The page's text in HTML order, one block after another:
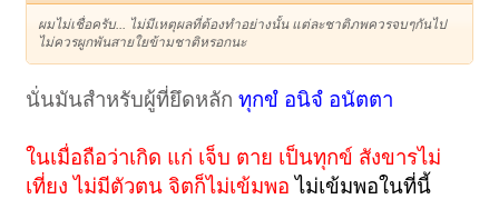
ผมไม่เชื่อครับ... ไม่มีเหตุผลที่ต้องทำอย่างนั้น แต่ละชาติภพควรจบๆกันไป
ไม่ควรผูกพันสายใยข้ามชาติหรอกนะ
นั่นมันสำหรับผู้ที่ยึดหลักทุกขํ อนิจํ อนัตตา
ในเมื่อถือว่าเกิด แก่ เจ็บ ตาย เป็นทุกข์ สังขารไม่
เที่ยง ไม่มีตัวตน จิตก็ไม่เข้มพอไม่เข้มพอในที่นี้